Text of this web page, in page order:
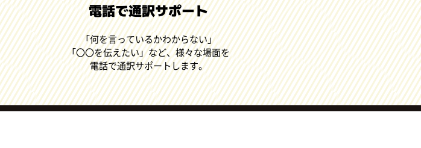
電話で通訳サポート
「何を言っているかわからない」
「〇〇を伝えたい」など、様々な場面を
電話で通訳サポートします。